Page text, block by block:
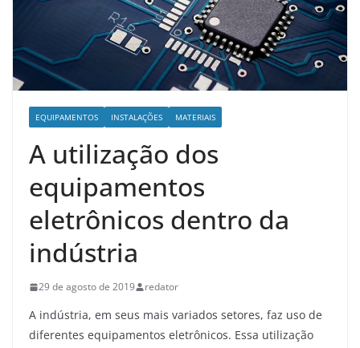
EQUIPAMENTOS INSTALAÇÕES MATERIAIS
A utilização dos
equipamentos
eletrônicos dentro da
indústria
29 de agosto de 2019 redator
A indústria, em seus mais variados setores, faz uso de
diferentes equipamentos eletrônicos. Essa utilização